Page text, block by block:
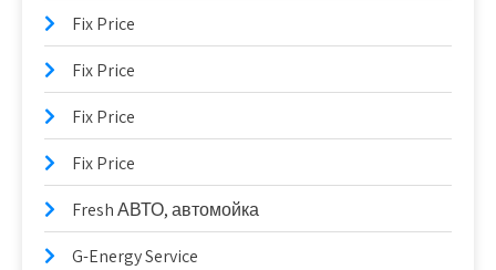
Fix Price
Fix Price
Fix Price
Fix Price
Fresh АВТО, автомойка
G-Energy Service